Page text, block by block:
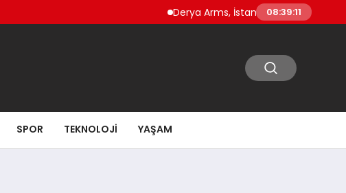
Derya Arms, İstanbul Prohunt 2026’da
08:39:12
SPOR TEKNOLOJI YAŞAM